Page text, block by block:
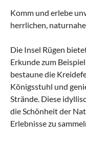
Komm und erlebe
herrlichen,
Die Insel Rügen
Erkunde zum
bestaune die
Königsstuhl und
Strände. Diese
die Schönheit der
Erlebnisse zu